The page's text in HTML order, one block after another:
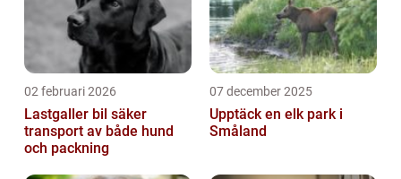
02 februari 2026
Lastgaller bil säker
transport av både hund
och packning
07 december 2025
Upptäck en elk park i
Småland